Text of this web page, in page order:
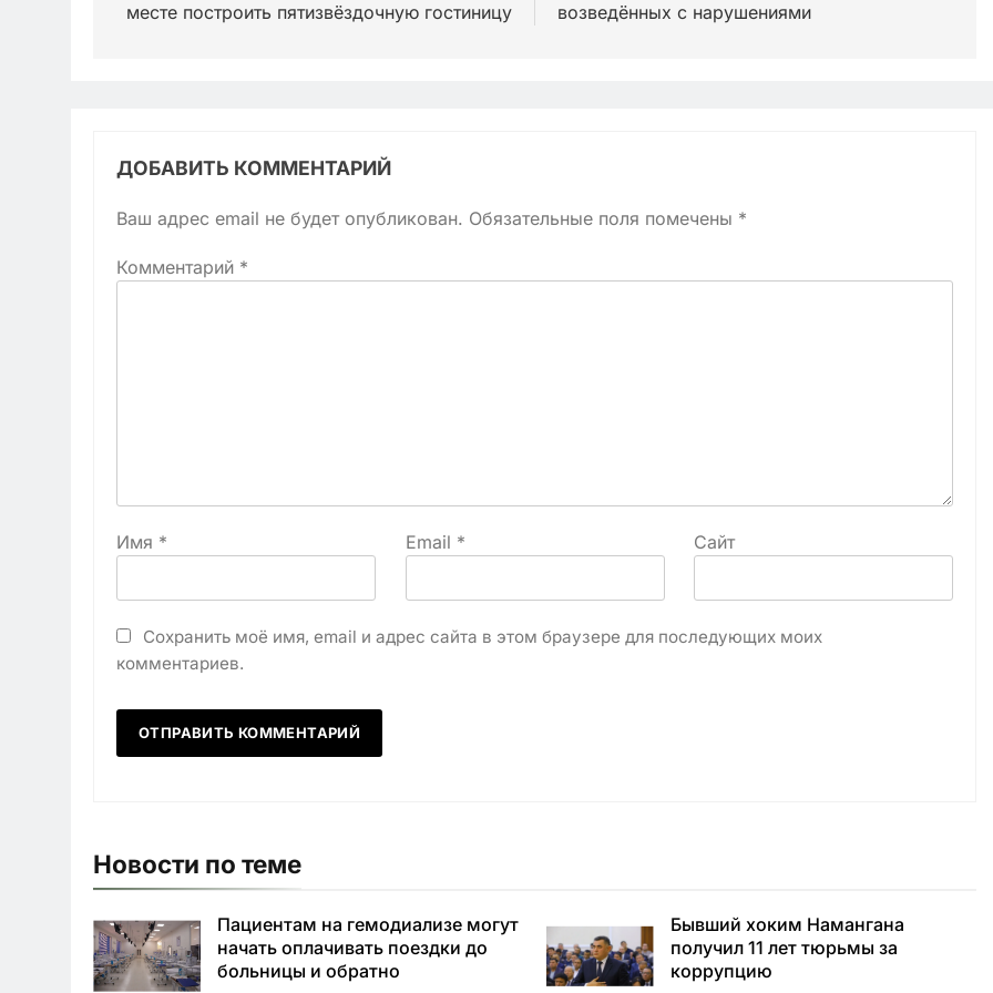
месте построить пятизвёздочную гостиницу
возведённых с нарушениями
ДОБАВИТЬ КОММЕНТАРИЙ
Ваш адрес email не будет опубликован. Обязательные поля помечены *
Комментарий *
Имя * Email * Сайт
Сохранить моё имя, email и адрес сайта в этом браузере для последующих моих
комментариев.
Новости по теме
Пациентам на гемодиализе могут
начать оплачивать поездки до
больницы и обратно
Бывший хоким Намангана
получил 11 лет тюрьмы за
коррупцию